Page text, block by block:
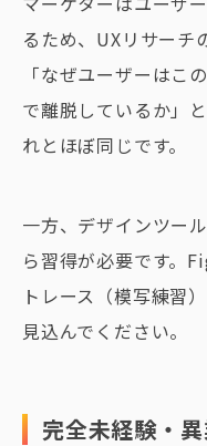
るため、UXリサーチ
「なぜユーザーはこ
で離脱しているか」
れとほぼ同じです。
一方、デザインツー
ら習得が必要です。
トレース（模写練習
見込んでください。
完全未経験・